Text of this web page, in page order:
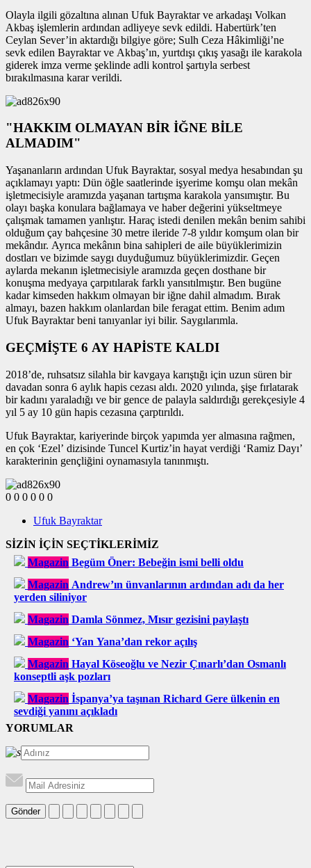
Olayla ilgili gözaltına alınan Ufuk Bayraktar ve arkadaşı Volkan
Akbaş işlemlerin ardından adliyeye sevk edildi. Habertürk’ten
Ceylan Sever’in aktardığı bilgiye göre; Sulh Ceza Hâkimliği’ne
sevk edilen Bayraktar ve Akbaş’ın, yurtdışı çıkış yasağı ile karakola
giderek imza verme şeklinde adli kontrol şartıyla serbest
bırakılmasına karar verildi.
"HAKKIM OLMAYAN BİR İĞNE BİLE
ALMADIM"
Yaşananların ardından Ufuk Bayraktar, sosyal medya hesabından şu
açıklamayı yaptı: Dün öğle saatlerinde işyerime komşu olan mekân
işletmecisiyle aramızda yaşanan tartışma karakola yansımıştır. Bu
olayı başka konulara bağlamaya ve haber değerini yükseltmeye
çalışmak tamamen yanlıştır. Haraç istedi denilen mekân benim sahibi
olduğum çay bahçesine 30 metre ileride 7-8 yıldır komşum olan bir
mekândır. Ayrıca mekânın bina sahipleri de aile büyüklerimizin
dostları ve bizimde saygı duyduğumuz büyüklerimizdir. Geçen
aylarda mekanın işletmecisiyle aramızda geçen dosthane bir
konuşma medyaya çarpıtılarak farklı yansıtılmıştır. Ben bugüne
kadar kimseden hakkım olmayan bir iğne dahil almadım. Bırak
almayı, bazen hakkım olanlardan bile feragat ettim. Benim adım
Ufuk Bayraktar beni tanıyanlar iyi bilir. Saygılarımla.
GEÇMİŞTE 6 AY HAPİSTE KALDI
2018’de, ruhsatsız silahla bir kavgaya karıştığı için uzun süren bir
davadan sonra 6 aylık hapis cezası aldı. 2020 yılında, şişe fırlatarak
bir kadını yaraladığı ve bir gence de palayla saldırdığı gerekçesiyle 4
yıl 5 ay 10 gün hapis cezasına çarptırıldı.
Ufuk Bayraktar, kariyerinde birçok yapımda yer almasına rağmen,
en çok ‘Ezel’ dizisinde Tuncel Kurtiz’in hayat verdiği ‘Ramiz Dayı’
karakterinin gençliğini oynamasıyla tanınmıştı.
0 0 0 0 0 0
Ufuk Bayraktar
SİZİN İÇİN SEÇTİKLERİMİZ
Magazin Begüm Öner: Bebeğin ismi belli oldu
Magazin Andrew’ın ünvanlarının ardından adı da her
yerden siliniyor
Magazin Damla Sönmez, Mısır gezisini paylaştı
Magazin ‘Yan Yana’dan rekor açılış
Magazin Hayal Köseoğlu ve Nezir Çınarlı’dan Osmanlı
konseptli aşk pozları
Magazin İspanya’ya taşınan Richard Gere ülkenin en
sevdiği yanını açıkladı
YORUMLAR
Gönder